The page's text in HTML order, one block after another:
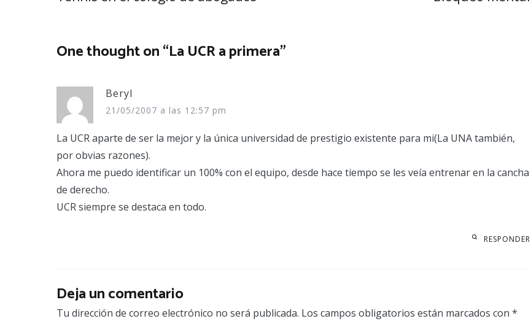
entradas
One thought on “La UCR a primera”
Beryl
21/05/2007 a las 12:57 pm
La UCR aparte de ser la mejor y la única universidad de prestigio existente para mi(La UNA también,
por obvias razones).
Ahora me puedo identificar un 100% con el equipo, desde hace tiempo se les veía entrenar en la cancha
de derecho.
UCR siempre se destaca en todo.
RESPONDER
Deja un comentario
Tu dirección de correo electrónico no será publicada. Los campos obligatorios están marcados con *